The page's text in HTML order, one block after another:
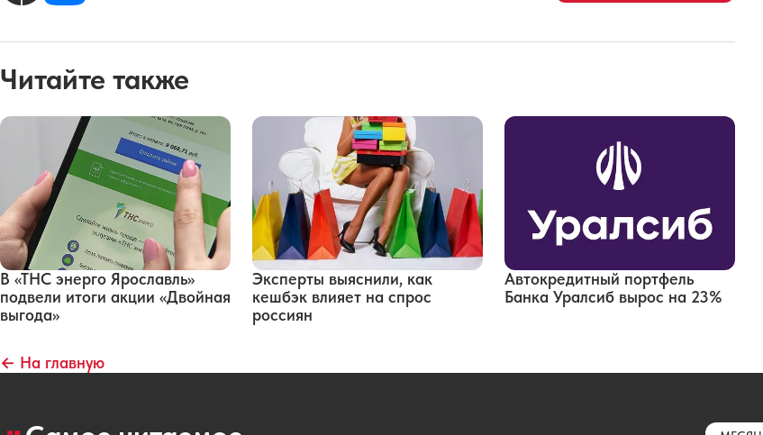
Читайте также
В «ТНС энерго Ярославль»
подвели итоги акции «Двойная
выгода»
Эксперты выяснили, как
кешбэк влияет на спрос
россиян
Автокредитный портфель
Банка Уралсиб вырос на 23%
← На главную